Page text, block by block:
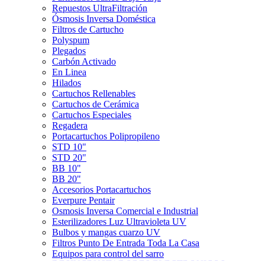
Repuestos UltraFiltración
Ósmosis Inversa Doméstica
Filtros de Cartucho
Polyspum
Plegados
Carbón Activado
En Linea
Hilados
Cartuchos Rellenables
Cartuchos de Cerámica
Cartuchos Especiales
Regadera
Portacartuchos Polipropileno
STD 10"
STD 20"
BB 10"
BB 20"
Accesorios Portacartuchos
Everpure Pentair
Osmosis Inversa Comercial e Industrial
Esterilizadores Luz Ultravioleta UV
Bulbos y mangas cuarzo UV
Filtros Punto De Entrada Toda La Casa
Equipos para control del sarro